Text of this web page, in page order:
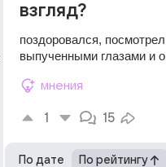
взгляд?
поздоровался,
выпученными глазами и
мнения
1 15
По дате По рейтингу